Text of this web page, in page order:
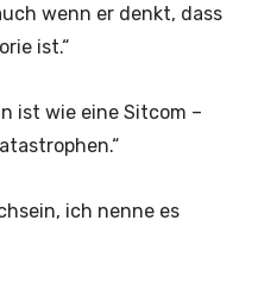
wenn er denkt, dass
ist.“
ist wie eine Sitcom –
ich nenne es